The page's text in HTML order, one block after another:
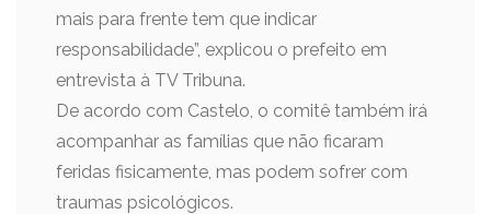
mais para frente tem que indicar
responsabilidade”, explicou o prefeito em
entrevista à TV Tribuna.
De acordo com Castelo, o comitê também irá
acompanhar as famílias que não ficaram
feridas fisicamente, mas podem sofrer com
traumas psicológicos.